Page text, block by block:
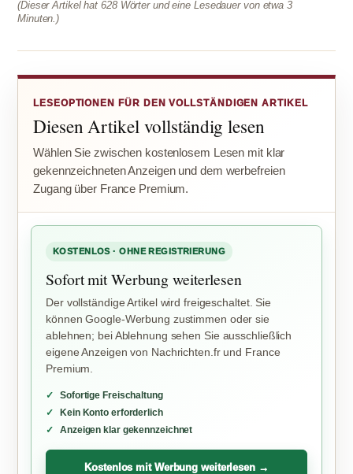
(Dieser Artikel hat 628 Wörter und eine Lesedauer von etwa 3
Minuten.)
LESEOPTIONEN FÜR DEN VOLLSTÄNDIGEN ARTIKEL
Diesen Artikel vollständig lesen
Wählen Sie zwischen kostenlosem Lesen mit klar
gekennzeichneten Anzeigen und dem werbefreien
Zugang über France Premium.
KOSTENLOS · OHNE REGISTRIERUNG
Sofort mit Werbung weiterlesen
Der vollständige Artikel wird freigeschaltet. Sie
können Google-Werbung zustimmen oder sie
ablehnen; bei Ablehnung sehen Sie ausschließlich
eigene Anzeigen von Nachrichten.fr und France
Premium.
Sofortige Freischaltung
Kein Konto erforderlich
Anzeigen klar gekennzeichnet
Kostenlos mit Werbung weiterlesen →